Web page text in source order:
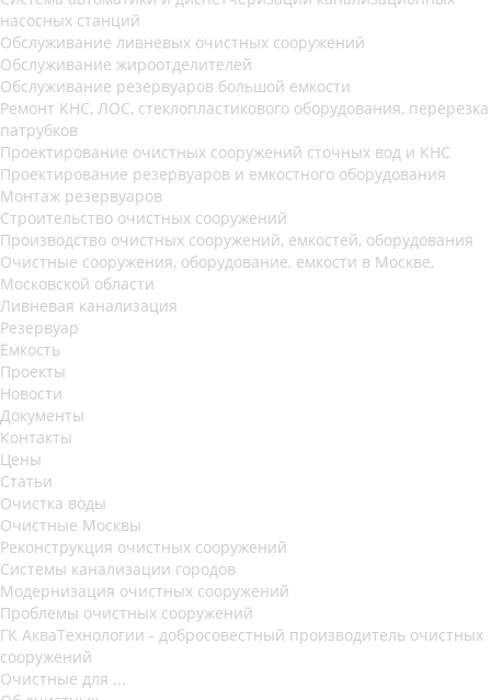
насосных станций
Обслуживание ливневых очистных сооружений
Обслуживание жироотделителей
Обслуживание резервуаров большой емкости
Ремонт КНС, ЛОС, стеклопластикового оборудования, перерезка
патрубков
Проектирование очистных сооружений сточных вод и КНС
Проектирование резервуаров и емкостного оборудования
Монтаж резервуаров
Строительство очистных сооружений
Производство очистных сооружений, емкостей, оборудования
Очистные сооружения, оборудование, емкости в Москве,
Московской области
Ливневая канализация
Резервуар
Ёмкость
Проекты
Новости
Документы
Контакты
Цены
Статьи
Очистка воды
Очистные Москвы
Реконструкция очистных сооружений
Системы канализации городов
Модернизация очистных сооружений
Проблемы очистных сооружений
ГК АкваТехнологии - добросовестный производитель очистных
сооружений
Очистные для ...